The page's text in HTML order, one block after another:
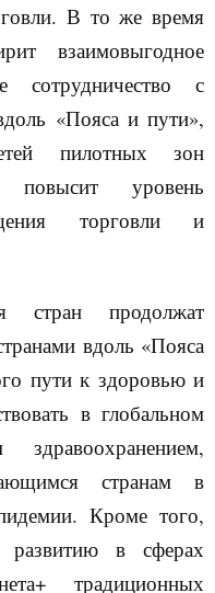
В то же время
взаимовыгодное
сотрудничество с
«Пояса и пути»,
пилотных зон
уровень
торговли и
стран продолжат
вдоль «Пояса
пути к здоровью и
в глобальном
странам в
Кроме того,
развитию в сферах
традиционных